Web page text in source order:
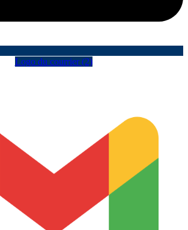
Logo du courrier (2)